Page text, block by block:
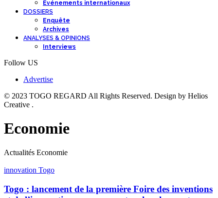
Événements internationaux
DOSSIERS
Enquête
Archives
ANALYSES & OPINIONS
Interviews
Follow US
Advertise
© 2023 TOGO REGARD All Rights Reserved. Design by Helios
Creative .
Economie
Actualités Economie
innovation Togo
Togo : lancement de la première Foire des inventions